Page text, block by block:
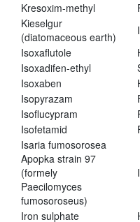
Kresoxim-methyl
Kieselgur
(diatomaceous earth)
Isoxaflutole
Isoxadifen-ethyl
Isoxaben
Isopyrazam
Isoflucypram
Isofetamid
Isaria fumosorosea
Apopka strain 97
(formely
Paecilomyces
fumosoroseus)
Iron sulphate